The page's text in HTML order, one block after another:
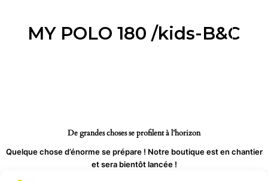
contenuMY POLO 180 /kids-B&C
De grandes choses se profilent à l’horizon
Quelque chose d’énorme se prépare ! Notre boutique est en chantier
et sera bientôt lancée !